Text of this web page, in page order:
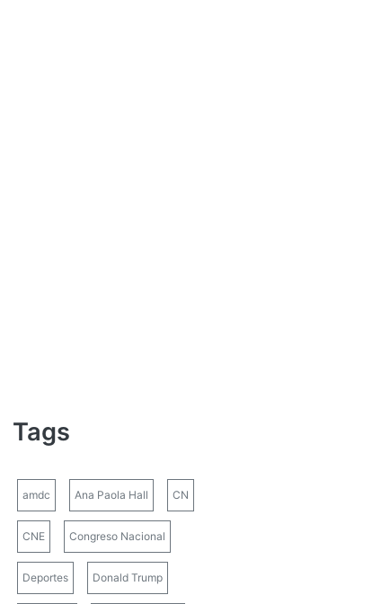
Tags
amdc Ana Paola Hall CN
CNE Congreso Nacional
Deportes Donald Trump